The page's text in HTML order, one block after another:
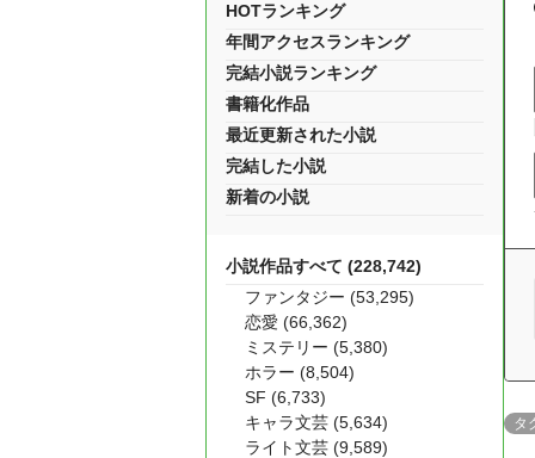
タ
HOTランキング
年間アクセスランキング
完結小説ランキング
書籍化作品
最近更新された小説
完結した小説
新着の小説
小説作品すべて (228,742)
ファンタジー (53,295)
恋愛 (66,362)
ミステリー (5,380)
ホラー (8,504)
SF (6,733)
キャラ文芸 (5,634)
ライト文芸 (9,589)